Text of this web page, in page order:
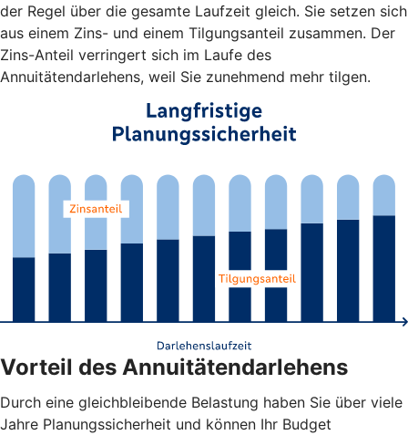
der Regel über die gesamte Laufzeit gleich. Sie setzen sich
aus einem Zins- und einem Tilgungsanteil zusammen. Der
Zins-Anteil verringert sich im Laufe des
Annuitätendarlehens, weil Sie zunehmend mehr tilgen.
Vorteil des Annuitätendarlehens
Durch eine gleichbleibende Belastung haben Sie über viele
Jahre Planungssicherheit und können Ihr Budget